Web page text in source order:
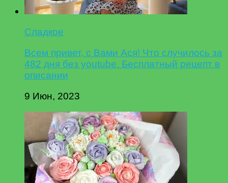
Сладкое
Всем привет, с Вами Ася! Что случилось за
482 дня без youtube. Бесплатный рецепт в
описании
9 Июн, 2023